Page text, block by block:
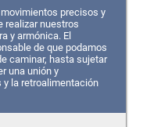
precisos y
realizar nuestros
y armónica. El
de que podamos
caminar, hasta sujetar
una unión y
la retroalimentación